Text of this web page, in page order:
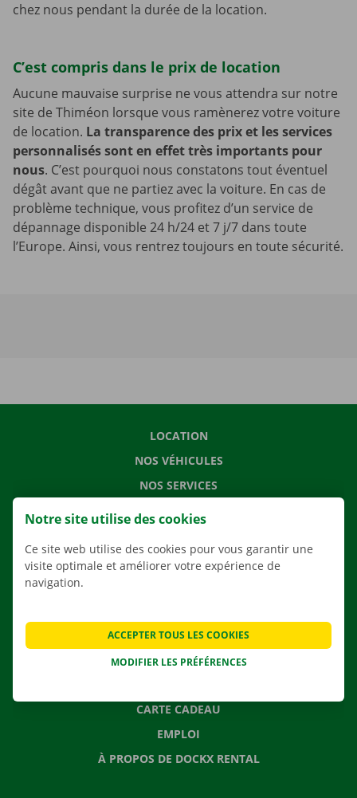
chez nous pendant la durée de la location.
C’est compris dans le prix de location
Aucune mauvaise surprise ne vous attendra sur notre
site de Thiméon lorsque vous ramènerez votre voiture
de location. La transparence des prix et les services
personnalisés sont en effet très importants pour
nous. C’est pourquoi nous constatons tout éventuel
dégât avant que ne partiez avec la voiture. En cas de
problème technique, vous profitez d’un service de
dépannage disponible 24 h/24 et 7 j/7 dans toute
l’Europe. Ainsi, vous rentrez toujours en toute sécurité.
LOCATION
NOS VÉHICULES
NOS SERVICES
AGENCES
SOLUTIONS DE DÉMÉNAGEMENT
CONTACTEZ NOUS
QUESTIONS FRÉQUENTES
CARTE CADEAU
EMPLOI
À PROPOS DE DOCKX RENTAL
Notre site utilise des cookies
Ce site web utilise des cookies pour vous garantir une
visite optimale et améliorer votre expérience de
navigation.
MODIFIER LES PRÉFÉRENCES
ACCEPTER TOUS LES COOKIES